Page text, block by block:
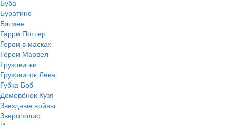
Буба
Буратино
Бэтмен
Гарри Поттер
Герои в масках
Герои Марвел
Грузовички
Грузовичок Лёва
Губка Боб
Домовёнок Кузя
Звездные войны
Зверополис